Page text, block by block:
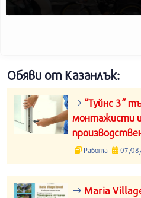
Обяви от Казанлък:
“Туйнс 3“
монтажисти
Работа 07/
Maria